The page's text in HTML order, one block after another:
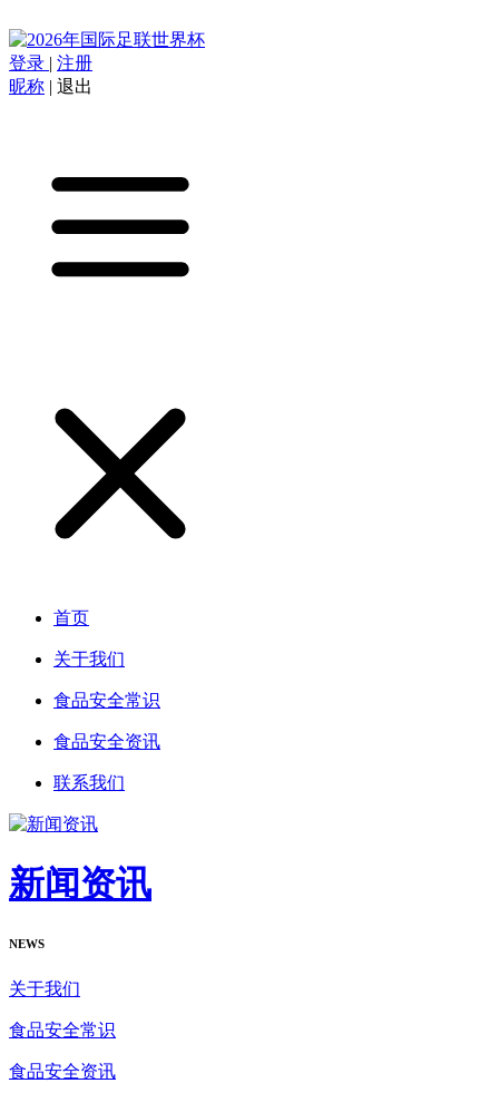
登录 | 注册
昵称 | 退出
首页
关于我们
食品安全常识
食品安全资讯
联系我们
新闻资讯
NEWS
关于我们
食品安全常识
食品安全资讯